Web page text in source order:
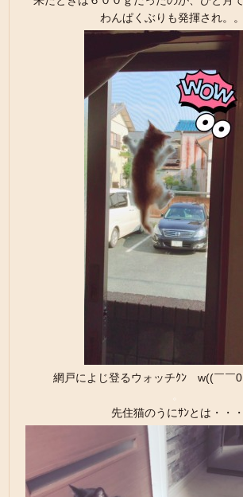
わんぱくぶりも発揮され。。
網戸によじ登るウォッチｸﾝ w((￣￣0
先住猫のうにｻﾝとは・・・